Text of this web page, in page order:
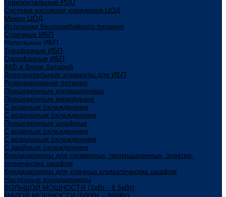
Горизонтальные PDU
Система изоляции коридоров ЦОД
Микро ЦОД
Источники бесперебойного питания
Стоечные ИБП
Напольные ИБП
Трёхфазные ИБП
Однофазные ИБП
АКБ и блоки батарей
Дополнительные элементы для ИБП
Резервирование питания
Прецизионные кондиционеры
Прецизионные межрядные
С водяным охлаждением
С воздушным охлаждением
Прецизионные шкафные
С водяным охлаждением
С воздушным охлаждением
С двойным охлаждением
Кондиционеры для серверных, промышленных, электро-
технических шкафов
Кондиционеры для уличных климатических шкафов
Настенные кондиционеры
БОЛЬШОЙ МОЩНОСТИ (2кВт - 6,5кВт)